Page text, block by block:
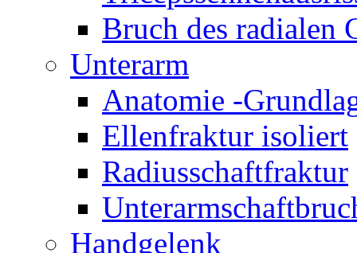
Bruch des radialen
Unterarm
Anatomie -
Ellenfraktur isoliert
Radiusschaftfraktur
Handgelenk